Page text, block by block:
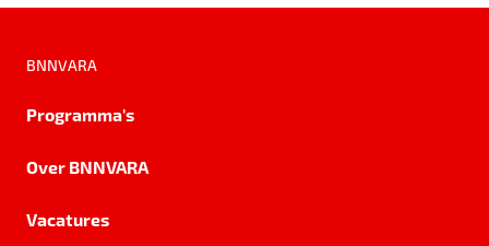
BNNVARA
Programma's
Over BNNVARA
Vacatures